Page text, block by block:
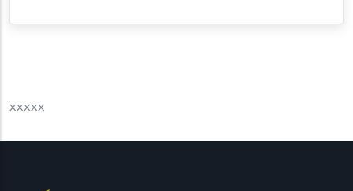
xxxxx